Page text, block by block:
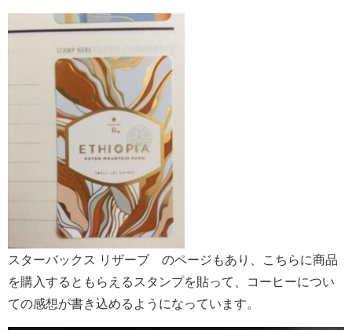
スターバックス リザーブ®のページもあり、こちらに商品
を購入するともらえるスタンプを貼って、コーヒーについ
ての感想が書き込めるようになっています。